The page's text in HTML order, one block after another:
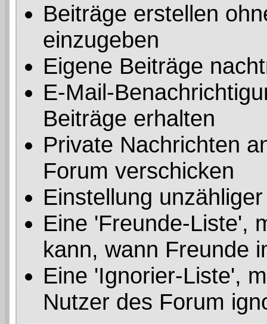
Beiträge erstellen
einzugeben
Eigene Beiträge
E-Mail-
Beiträge erhalten
Private Nachrichten
Forum verschicken
Einstellung
Eine 'Freunde-Liste',
kann, wann Freunde
Eine 'Ignorier-Liste',
Nutzer des Forum